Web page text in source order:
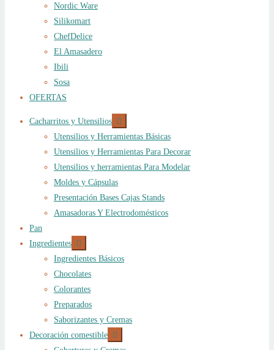
Nordic Ware
Silikomart
ChefDelice
El Amasadero
Ibili
Sosa
OFERTAS
Cacharritos y Utensilios Expandir
el
menú
hijo
Utensilios y Herramientas Básicas
Utensilios y Herramientas Para Decorar
Utensilios y herramientas Para Modelar
Moldes y Cápsulas
Presentación Bases Cajas Stands
Amasadoras Y Electrodomésticos
Pan
Ingredientes Expandir
el
menú
hijo
Ingredientes Básicos
Chocolates
Colorantes
Preparados
Saborizantes y Cremas
Decoración comestible Expandir
el